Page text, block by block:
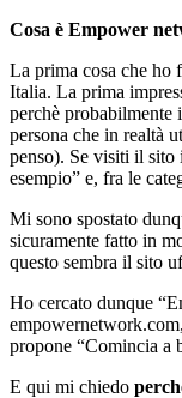
Cosa è Empower
La prima cosa che ho
Italia. La prima
perchè probabilmente
persona che in realtà
penso). Se visiti il sito
esempio” e, fra le
Mi sono spostato
sicuramente fatto in
questo sembra il sito
Ho cercato dunque
propone “Comincia a
E qui mi chiedo